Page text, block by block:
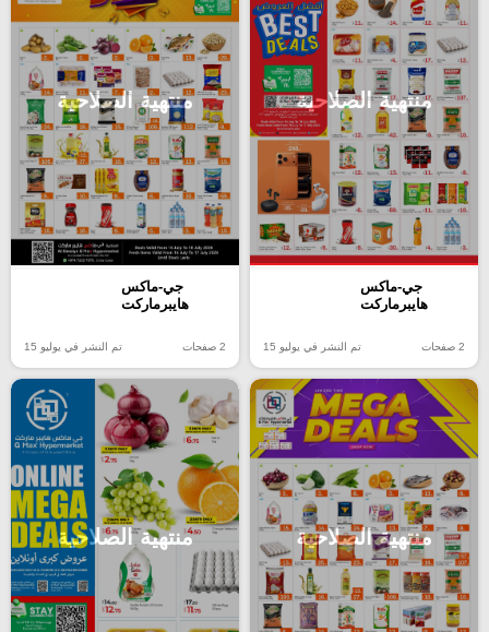
منتهية الصلاحية
جي-ماكس
هايبرماركت
2 صفحات تم النشر في يوليو 15
منتهية الصلاحية
جي-ماكس
هايبرماركت
2 صفحات تم النشر في يوليو 15
منتهية الصلاحية منتهية الصلاحية